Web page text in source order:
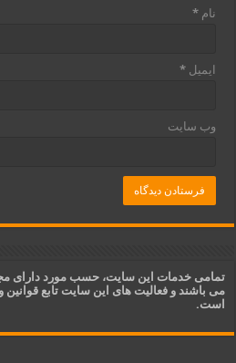
نام*
ایمیل*
وب‌ سایت
تمامی خدمات این سایت، حسب مورد دارای
می باشند و فعالیت های این سایت تابع
است.